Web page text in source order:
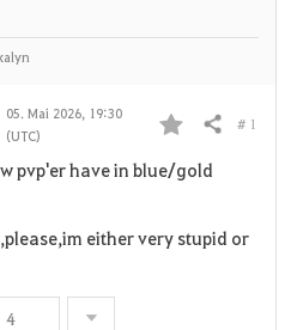
05. Mai 2026, 19:30
(UTC)
F
v
Teilen # 1
pvp'er have in blue/gold
either very stupid or
4